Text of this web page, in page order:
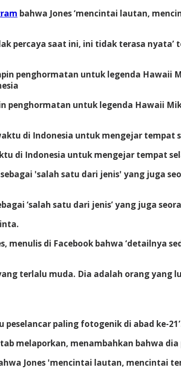
bahwa Jones ‘mencintai lautan,
percaya saat ini, ini tidak terasa nyata’
penghormatan untuk legenda Hawaii
di Indonesia untuk mengejar tempat
‘salah satu dari jenis’ yang juga
menulis di Facebook bahwa ‘detailnya
terlalu muda. Dia adalah orang yang
peselancar paling fotogenik di abad ke-
melaporkan, menambahkan bahwa